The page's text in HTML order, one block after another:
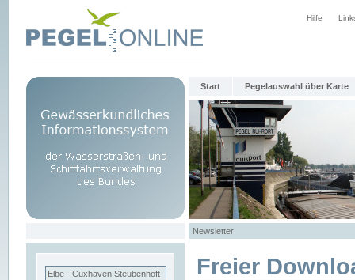
Hilfe
Start Pegelauswahl über Karte
Newsletter
Elbe - Cuxhaven Steubenhöft Freier